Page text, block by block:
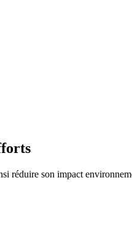
réduire son impact